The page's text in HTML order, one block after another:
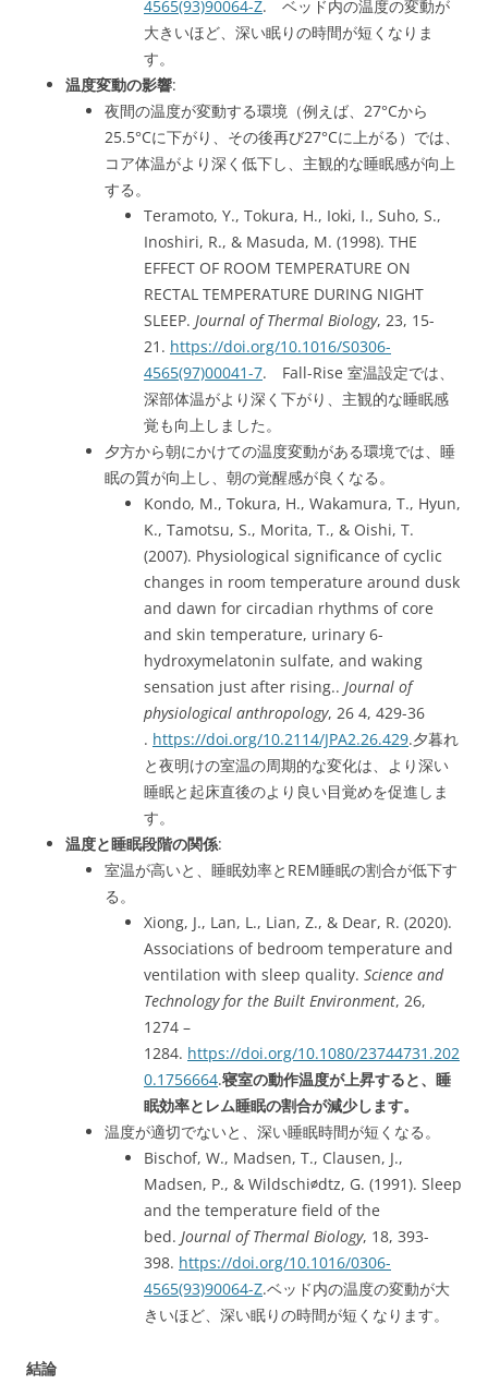
4565(93)90064-Z. ベッド内の温度の変動が
大きいほど、深い眠りの時間が短くなりま
す。
温度変動の影響:
夜間の温度が変動する環境（例えば、27°Cから
25.5°Cに下がり、その後再び27°Cに上がる）では、
コア体温がより深く低下し、主観的な睡眠感が向上
する。
Teramoto, Y., Tokura, H., Ioki, I., Suho, S.,
Inoshiri, R., & Masuda, M. (1998). THE
EFFECT OF ROOM TEMPERATURE ON
RECTAL TEMPERATURE DURING NIGHT
SLEEP. Journal of Thermal Biology, 23, 15-
21. https://doi.org/10.1016/S0306-
4565(97)00041-7. Fall-Rise 室温設定では、
深部体温がより深く下がり、主観的な睡眠感
覚も向上しました。
夕方から朝にかけての温度変動がある環境では、睡
眠の質が向上し、朝の覚醒感が良くなる。
Kondo, M., Tokura, H., Wakamura, T., Hyun,
K., Tamotsu, S., Morita, T., & Oishi, T.
(2007). Physiological significance of cyclic
changes in room temperature around dusk
and dawn for circadian rhythms of core
and skin temperature, urinary 6-
hydroxymelatonin sulfate, and waking
sensation just after rising.. Journal of
physiological anthropology, 26 4, 429-36
. https://doi.org/10.2114/JPA2.26.429.夕暮れ
と夜明けの室温の周期的な変化は、より深い
睡眠と起床直後のより良い目覚めを促進しま
す。
温度と睡眠段階の関係:
室温が高いと、睡眠効率とREM睡眠の割合が低下す
る。
Xiong, J., Lan, L., Lian, Z., & Dear, R. (2020).
Associations of bedroom temperature and
ventilation with sleep quality. Science and
Technology for the Built Environment, 26,
1274 –
1284. https://doi.org/10.1080/23744731.202
0.1756664.寝室の動作温度が上昇すると、睡
眠効率とレム睡眠の割合が減少します。
温度が適切でないと、深い睡眠時間が短くなる。
Bischof, W., Madsen, T., Clausen, J.,
Madsen, P., & Wildschi∅dtz, G. (1991). Sleep
and the temperature field of the
bed. Journal of Thermal Biology, 18, 393-
398. https://doi.org/10.1016/0306-
4565(93)90064-Z.ベッド内の温度の変動が大
きいほど、深い眠りの時間が短くなります。
結論